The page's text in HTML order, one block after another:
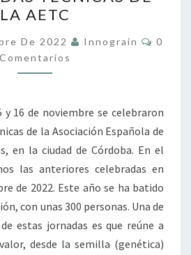
TÉCNICAS
DE
LA
AETC
LA AETC
De 2022 Innograin
0
Comentarios
y 16 de noviembre se celebraron
de la Asociación Española de
en la ciudad de Córdoba. En el
las anteriores celebradas en
de 2022. Este año se ha batido
con unas 300 personas. Una de
estas jornadas es que reúne a
desde la semilla (genética)